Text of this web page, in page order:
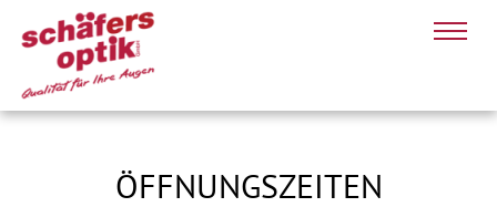
ÖFFNUNGSZEITEN